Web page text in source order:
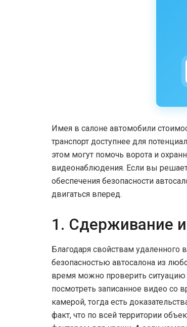
Имея в салоне автомобили
транспорт доступнее для
этом могут помочь ворота и
видеонаблюдения. Если вы
обеспечения безопасности
двигаться вперед.
1. Сдерживание
Благодаря свойствам
безопасностью автосалона из
время можно проверить
посмотреть записанное видео со
камерой, тогда есть
факт, что по всей территории